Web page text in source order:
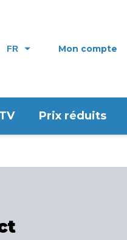
FR Mon compte
Prix réduits